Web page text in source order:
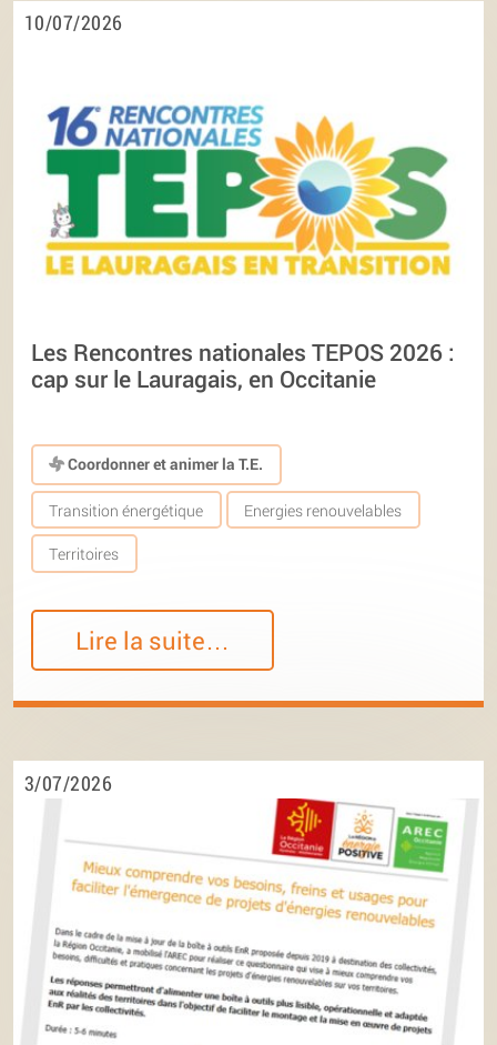
10/07/2026
Les Rencontres nationales TEPOS 2026 :
cap sur le Lauragais, en Occitanie
Coordonner et animer la T.E.
Transition énergétique Energies renouvelables
Territoires
Lire la suite…
3/07/2026